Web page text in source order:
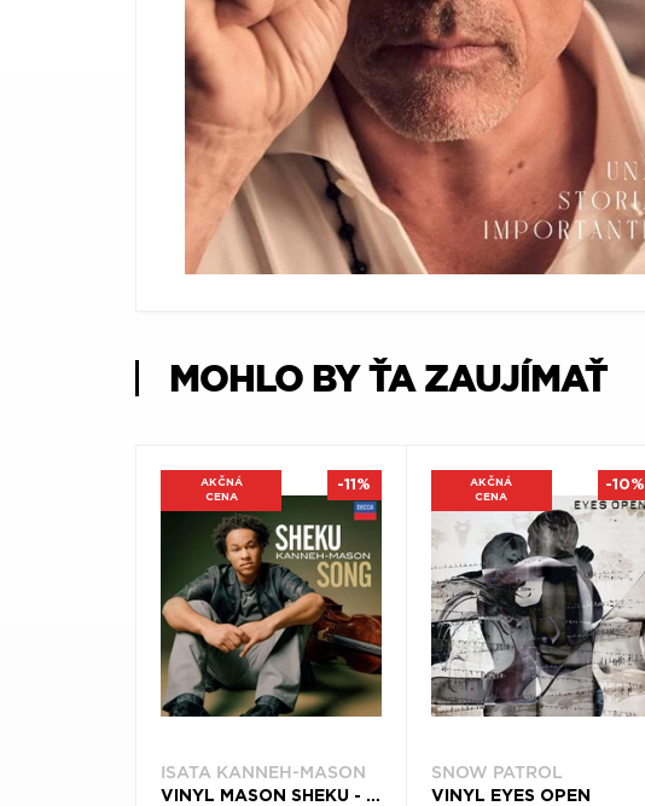
Æ
MOHLO BY ŤA ZAUJÍMAŤ
AKČNÁ
CENA
ISATA KANNEH-MASON
VINYL MASON SHEKU - SONG
-11%
AKČNÁ
CENA
SNOW PATROL
VINYL EYES OPEN
-10%